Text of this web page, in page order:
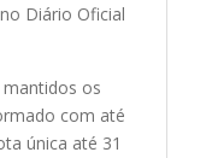
Diário Oficial
os
com até
única até 31